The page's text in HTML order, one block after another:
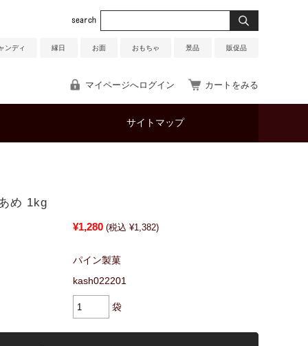
ンディ 縁日 お面 おもちゃ 景品 販促品
マイページへログイン カートをみる
サイトマップ
め 1kg
¥1,280 (税込 ¥1,382)
パイン製菓
kash022201
袋